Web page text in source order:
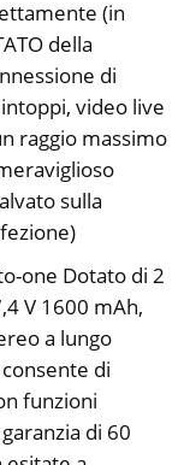
(in
della
di
video live
raggio massimo
sulla
one Dotato di 2
V 1600 mAh,
a lungo
di
funzioni
di 60